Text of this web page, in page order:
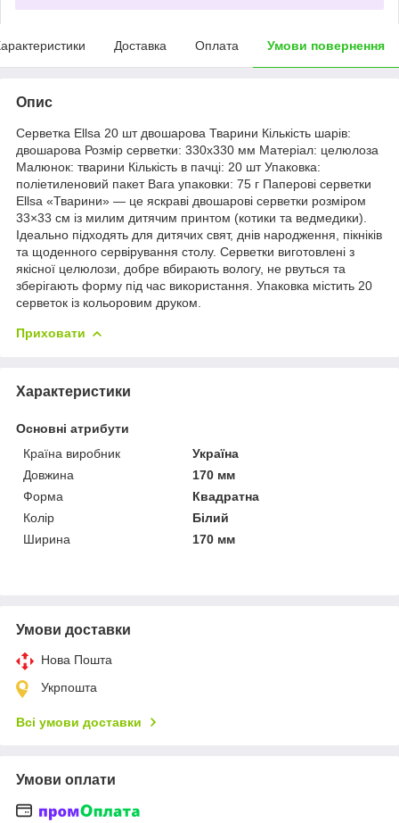
Доставка Оплата Умови повернення
Опис
Серветка Ellsa 20 шт двошарова Тварини Кількість шарів:
двошарова Розмір серветки: 330х330 мм Матеріал: целюлоза
Малюнок: тварини Кількість в пачці: 20 шт Упаковка:
поліетиленовий пакет Вага упаковки: 75 г Паперові серветки
Ellsa «Тварини» — це яскраві двошарові серветки розміром
33×33 см із милим дитячим принтом (котики та ведмедики).
Ідеально підходять для дитячих свят, днів народження, пікніків
та щоденного сервірування столу. Серветки виготовлені з
якісної целюлози, добре вбирають вологу, не рвуться та
зберігають форму під час використання. Упаковка містить 20
серветок із кольоровим друком.
Приховати
Характеристики
Основні атрибути
Країна виробник
Україна
Довжина
170 мм
Форма
Квадратна
Колір
Білий
Ширина
170 мм
Умови доставки
Нова Пошта
Укрпошта
Всі умови доставки
Умови оплати